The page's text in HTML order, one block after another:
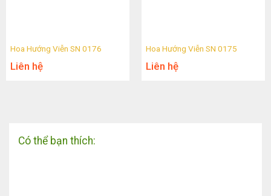
Hoa Hướng Viễn SN 0176
Liên hệ
Hoa Hướng Viễn SN 0175
Liên hệ
Có thể bạn thích: